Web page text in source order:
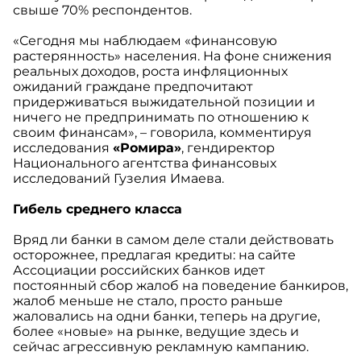
свыше 70% респондентов.
«Сегодня мы наблюдаем «финансовую
растерянность» населения. На фоне снижения
реальных доходов, роста инфляционных
ожиданий граждане предпочитают
придерживаться выжидательной позиции и
ничего не предпринимать по отношению к
своим финансам», – говорила, комментируя
исследования «Ромира», гендиректор
Национального агентства финансовых
исследований Гузелия Имаева.
Гибель среднего класса
Вряд ли банки в самом деле стали действовать
осторожнее, предлагая кредиты: на сайте
Ассоциации российских банков идет
постоянный сбор жалоб на поведение банкиров,
жалоб меньше не стало, просто раньше
жаловались на одни банки, теперь на другие,
более «новые» на рынке, ведущие здесь и
сейчас агрессивную рекламную кампанию.